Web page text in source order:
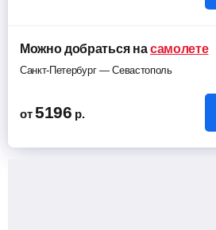
Можно добраться насамолете
Санкт-Петербург — Севастополь
от5196 р.